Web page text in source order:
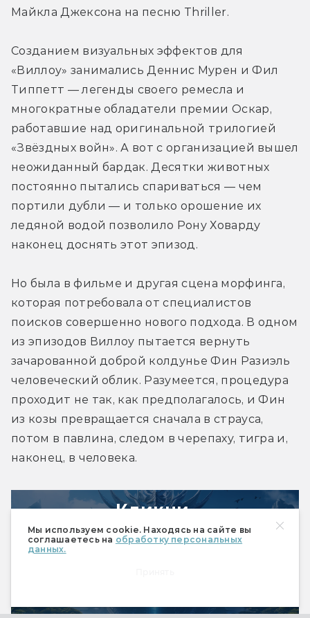
Мы используем cookie. Находясь на сайте вы
соглашаетесь на обработку персональных
данных.
Майкла Джексона на песню Thriller.
Созданием визуальных эффектов для
«Виллоу» занимались Деннис Мурен и Фил
Типпетт — легенды своего ремесла и
многократные обладатели премии Оскар,
работавшие над оригинальной трилогией
«Звёздных войн». А вот с организацией вышел
неожиданный бардак. Десятки животных
постоянно пытались спариваться — чем
портили дубли — и только орошение их
ледяной водой позволило Рону Ховарду
наконец доснять этот эпизод.
Но была в фильме и другая сцена морфинга,
которая потребовала от специалистов
поисков совершенно нового подхода. В одном
из эпизодов Виллоу пытается вернуть
зачарованной доброй колдунье Фин Разиэль
человеческий облик. Разумеется, процедура
проходит не так, как предполагалось, и Фин
из козы превращается сначала в страуса,
потом в павлина, следом в черепаху, тигра и,
наконец, в человека.
Кликни,
чтобы посмотреть видео